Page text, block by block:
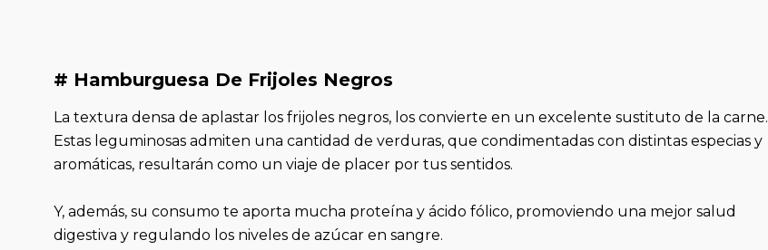
# Hamburguesa De Frijoles Negros
La textura densa de aplastar los frijoles negros, los convierte en un excelente sustituto de la carne.
Estas leguminosas admiten una cantidad de verduras, que condimentadas con distintas especias y
aromáticas, resultarán como un viaje de placer por tus sentidos.
Y, además, su consumo te aporta mucha proteína y ácido fólico, promoviendo una mejor salud
digestiva y regulando los niveles de azúcar en sangre.